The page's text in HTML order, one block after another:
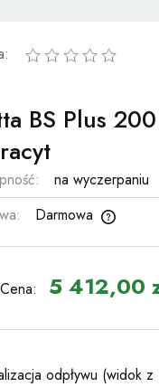
BS Plus
na wyczerpaniu
Darmowa
Cena: 5 412,00
odpływu (widok z